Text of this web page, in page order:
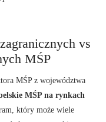
vs
MŚP
MŚP z województwa
MŚP na rynkach
który może wiele